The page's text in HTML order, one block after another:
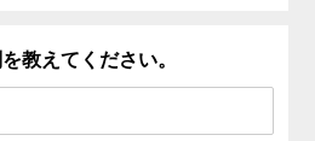
教えてください。